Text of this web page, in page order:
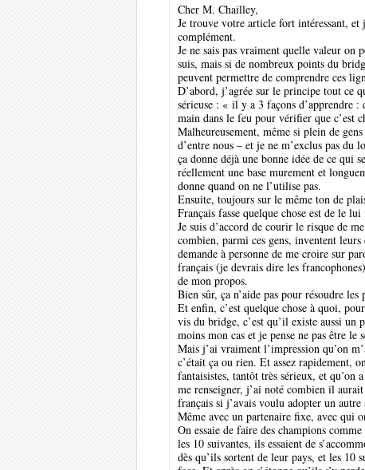
Cher M. Chailley,
Je trouve votre article fort intéressant, et
complément.
Je ne sais pas vraiment quelle valeur on
suis, mais si de nombreux points du
peuvent permettre de comprendre ces
D’abord, j’agrée sur le principe tout ce
sérieuse : « il y a 3 façons d’apprendre
main dans le feu pour vérifier que c’est
Malheureusement, même si plein de
d’entre nous – et je ne m’exclus pas du
ça donne déjà une bonne idée de ce qui
réellement une base murement et
donne quand on ne l’utilise pas.
Ensuite, toujours sur le même ton de
Français fasse quelque chose est de le
Je suis d’accord de courir le risque de
combien, parmi ces gens, inventent
demande à personne de me croire sur
français (je devrais dire les
de mon propos.
Bien sûr, ça n’aide pas pour résoudre
Et enfin, c’est quelque chose à quoi,
vis du bridge, c’est qu’il existe aussi un
moins mon cas et je pense ne pas être le
Mais j’ai vraiment l’impression qu’on
c’était ça ou rien. Et assez rapidement,
fantaisistes, tantôt très sérieux, et qu’on
me renseigner, j’ai noté combien il
français si j’avais voulu adopter un autre
Même avec un partenaire fixe, avec qui
On essaie de faire des champions
les 10 suivantes, ils essaient de
dès qu’ils sortent de leur pays, et les 10